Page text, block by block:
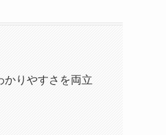
かりやすさを両立